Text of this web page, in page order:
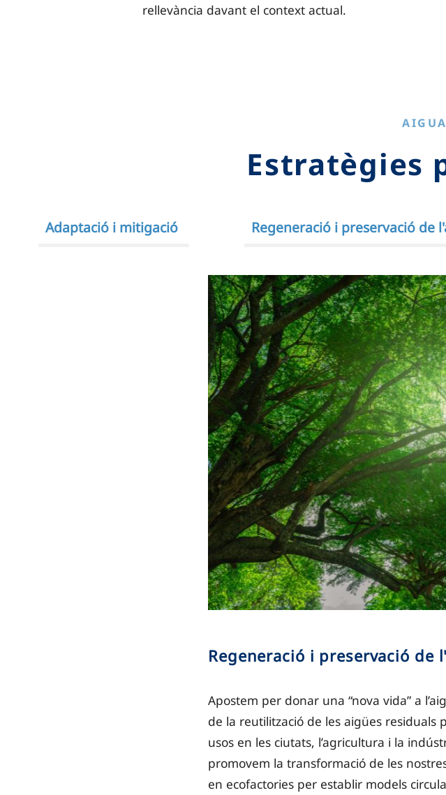
rellevància davant el context actual.
Estratègies
Adaptació i mitigació Regeneració i preservació de
Regeneració i preservació de
Apostem per donar una “nova vida” a
de la reutilització de les aigües residuals
usos en les ciutats, l’agricultura i la
promovem la transformació de les
en ecofactories per establir models